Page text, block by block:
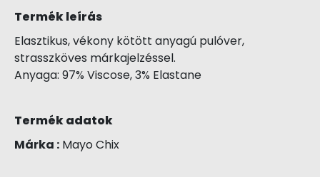
Termék leírás
Elasztikus, vékony kötött anyagú pulóver,
strasszköves márkajelzéssel.
Anyaga: 97% Viscose, 3% Elastane
Termék adatok
Márka : Mayo Chix